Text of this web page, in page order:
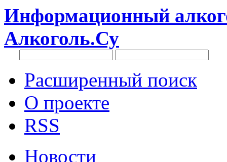
Информационный
Алкоголь.Су
Расширенный поиск
О проекте
RSS
Новости